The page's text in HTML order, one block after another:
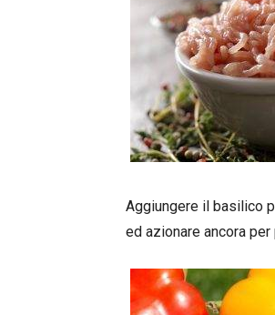
Aggiungere il basilico
ed azionare ancora